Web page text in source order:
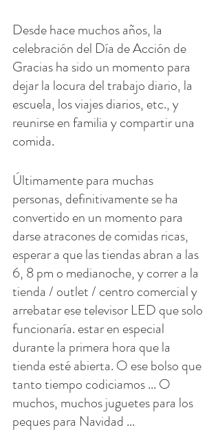
Desde hace muchos años, la
celebración del Día de Acción de
Gracias ha sido un momento para
dejar la locura del trabajo diario, la
escuela, los viajes diarios, etc., y
reunirse en familia y compartir una
comida.
Últimamente para muchas
personas, definitivamente se ha
convertido en un momento para
darse atracones de comidas ricas,
esperar a que las tiendas abran a las
6, 8 pm o medianoche, y correr a la
tienda / outlet / centro comercial y
arrebatar ese televisor LED que solo
funcionaría. estar en especial
durante la primera hora que la
tienda esté abierta. O ese bolso que
tanto tiempo codiciamos ... O
muchos, muchos juguetes para los
peques para Navidad ...